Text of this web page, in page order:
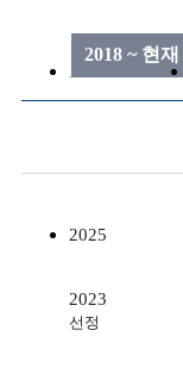
2018 ~ 현재
2025
2023
선정